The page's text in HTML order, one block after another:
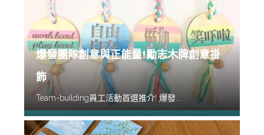
爆發團隊創意與正能量!勵志木牌創意掛
飾
Team-building員工活動首選推介! 爆發...